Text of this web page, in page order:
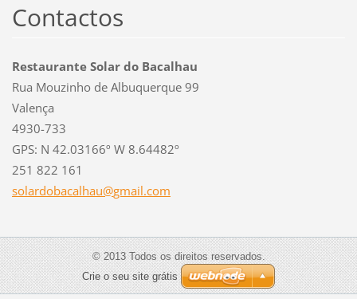
Contactos
Restaurante Solar do Bacalhau
Rua Mouzinho de Albuquerque 99
Valença
4930-733
GPS: N 42.03166º W 8.64482º
251 822 161
solardobacalhau@gmail.com
© 2013 Todos os direitos reservados.
Crie o seu site grátis